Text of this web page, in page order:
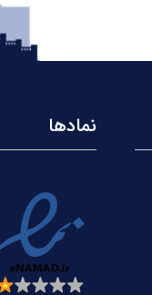
نمادها